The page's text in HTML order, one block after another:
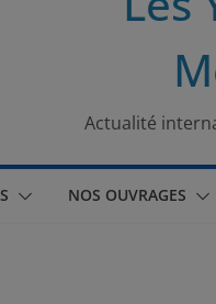
Actualité
NOS OUVRAGES